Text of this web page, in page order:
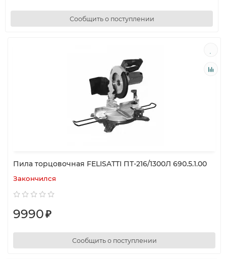
Сообщить о поступлении
Пила торцовочная FELISATTI ПТ-216/1300Л 690.5.1.00
Закончился
9990₽
Сообщить о поступлении